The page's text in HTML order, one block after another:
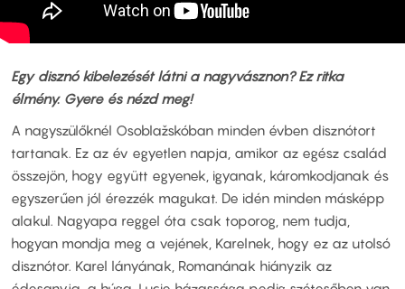
Egy disznó kibelezését látni a nagyvásznon? Ez ritka
élmény. Gyere és nézd meg!
A nagyszülőknél Osoblažskóban minden évben disznótort
tartanak. Ez az év egyetlen napja, amikor az egész család
összejön, hogy együtt egyenek, igyanak, káromkodjanak és
egyszerűen jól érezzék magukat. De idén minden másképp
alakul. Nagyapa reggel óta csak toporog, nem tudja,
hogyan mondja meg a vejének, Karelnek, hogy ez az utolsó
disznótor. Karel lányának, Romanának hiányzik az